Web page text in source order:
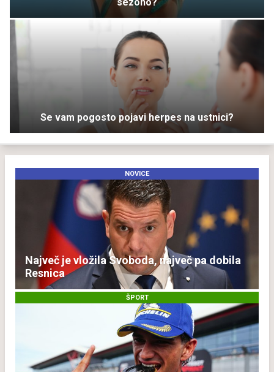
Se vam pogosto pojavi herpes na ustnici?
NOVICE
Največ je vložila Svoboda, največ pa dobila
Resnica
ŠPORT